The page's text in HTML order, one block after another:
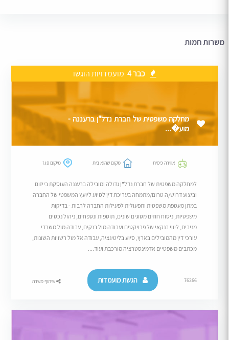
משרות חמות
כבר 4 מועמדויות הוגשו
מחלקה משפטית של חברת נדל"ן ברעננה -
מוע�...
אווירה כיפית מקום שהוא בית מיקום פגז
למחלקה משפטית של חברת נדל"ן גדולה ומובילה ברעננה העוסקת בייזום
וביצוע דרוש/ה טרום/מתמחה בעריכת דין לסיוע ליועץ המשפטי של החברה
במתן מעטפת משפטית ותפעולית לפעילות החברה לרבות - בדיקות
משפטיות, ניסוח חוזים מסוגים שונים, תוספות ונספחים, ניהול נכסים
מניבים, ליווי בנקאי של פרויקטים ועבודה מול בנקים, עבודה מול משרדי
עורכי דין מהמובילים בארץ, סיוע בליטיגציה, עבודה אל מול רשויות השונות,
מכתבים משפטיים אדמינסטרציה מורכבת ועוד....
76266 הגשת מועמדות שיתוף משרה